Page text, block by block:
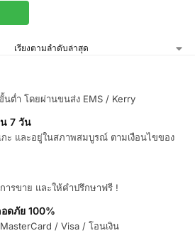
ต่ำ โดยผ่านขนส่ง EMS / Kerry
7 วัน
ะ และอยู่ในสภาพสมบูรณ์ ตามเงือนไขของ
ารขาย และให้คำปรึกษาฟรี !
ดภัย 100%
/ Visa / โอนเงิน